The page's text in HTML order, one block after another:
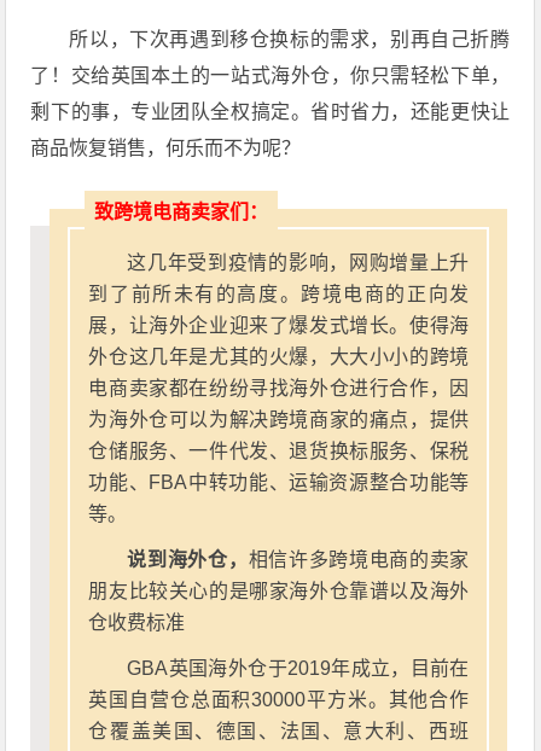
所以，下次再遇到移仓换标的需求，别再自己折腾
了！交给英国本土的一站式海外仓，你只需轻松下单，
剩下的事，专业团队全权搞定。省时省力，还能更快让
商品恢复销售，何乐而不为呢？
致跨境电商卖家们：
这几年受到疫情的影响，网购增量上升
到了前所未有的高度。跨境电商的正向发
展，让海外企业迎来了爆发式增长。使得海
外仓这几年是尤其的火爆，大大小小的跨境
电商卖家都在纷纷寻找海外仓进行合作，因
为海外仓可以为解决跨境商家的痛点，提供
仓储服务、一件代发、退货换标服务、保税
功能、FBA中转功能、运输资源整合功能等
等。
说到海外仓， 相信许多跨境电商的卖家
朋友比较关心的是哪家海外仓靠谱以及海外
仓收费标准
GBA英国海外仓于2019年成立，目前在
英国自营仓总面积30000平方米。其他合作
仓覆盖美国、德国、法国、意大利、西班